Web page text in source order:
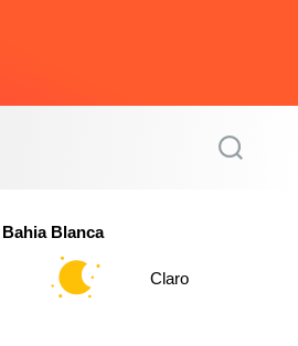
S
Bahia Blanca
Claro